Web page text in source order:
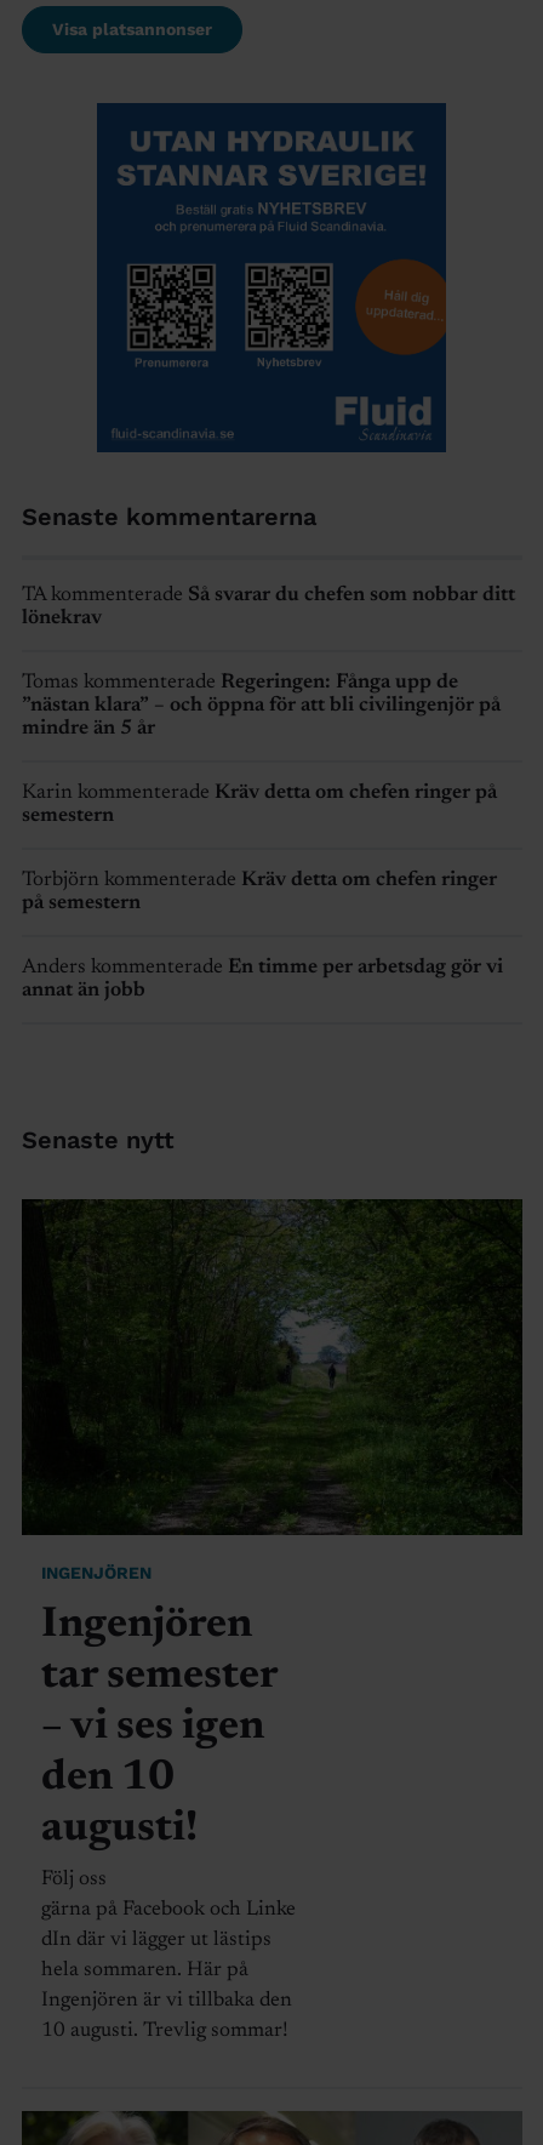
Visa platsannonser
Senaste kommentarerna
TA kommenterade Så svarar du chefen som nobbar ditt
lönekrav
Tomas kommenterade Regeringen: Fånga upp de
”nästan klara” – och öppna för att bli civilingenjör på
mindre än 5 år
Karin kommenterade Kräv detta om chefen ringer på
semestern
Torbjörn kommenterade Kräv detta om chefen ringer
på semestern
Anders kommenterade En timme per arbetsdag gör vi
annat än jobb
Senaste nytt
INGENJÖREN
Ingenjören
tar semester
– vi ses igen
den 10
augusti!
Följ oss
gärna på Facebook och Linke
dIn där vi lägger ut lästips
hela sommaren. Här på
Ingenjören är vi tillbaka den
10 augusti. Trevlig sommar!